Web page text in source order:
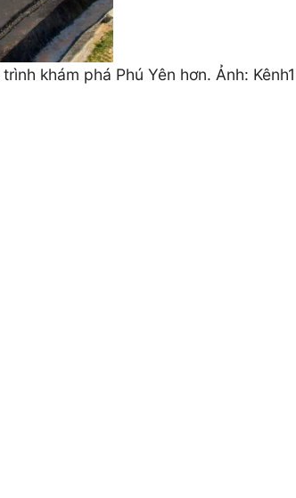
khám phá Phú Yên hơn. Ảnh: